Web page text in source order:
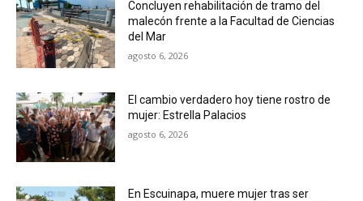
Concluyen rehabilitación de tramo del
malecón frente a la Facultad de Ciencias
del Mar
agosto 6, 2026
El cambio verdadero hoy tiene rostro de
mujer: Estrella Palacios
agosto 6, 2026
En Escuinapa, muere mujer tras ser